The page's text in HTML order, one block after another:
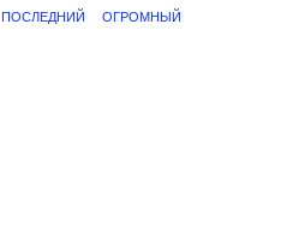
ПОСЛЕДНИЙ ОГРОМНЫЙ